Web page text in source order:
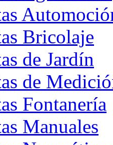
Bricolaje
de Jardín
de
Fontanería
Manuales